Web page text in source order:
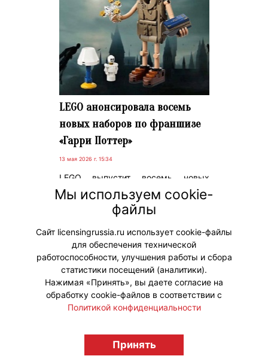
LEGO анонсировала восемь
новых наборов по франшизе
«Гарри Поттер»
13 мая 2026 г. 15:34
LEGO выпустит восемь новых
наборов по «Гарри Поттеру» к 25-
летию франшизы. Первые пять
поступят в продажу 1 июня,
остальные три – 1 августа.
#Коллаборации
licensingrussia.ru, 2009-2026 12+
Мы используем cookie-
файлы
Сайт licensingrussia.ru использует cookie-файлы
для обеспечения технической
работоспособности, улучшения работы и сбора
статистики посещений (аналитики).
Нажимая «Принять», вы даете согласие на
обработку cookie-файлов в соответствии с
Политикой конфиденциальности
Принять